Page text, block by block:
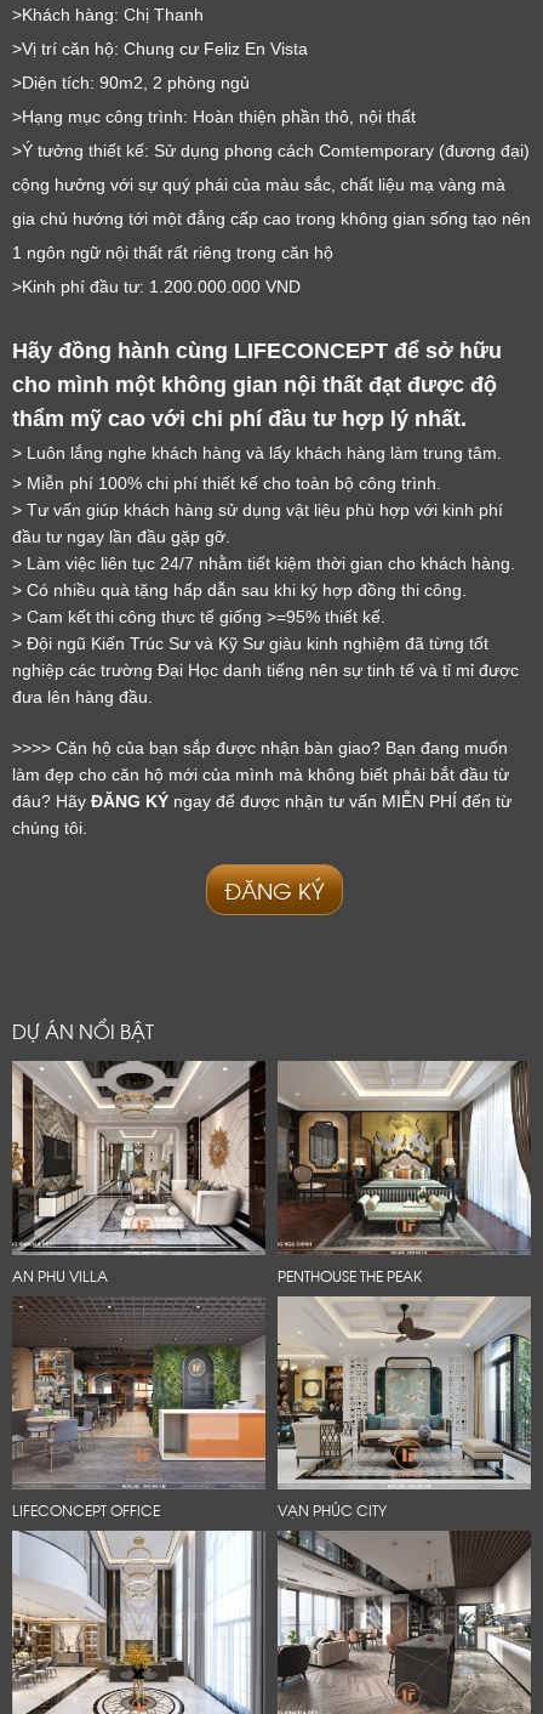
>Khách hàng: Chị Thanh
>Vị trí căn hộ: Chung cư Feliz En Vista
>Diện tích: 90m2, 2 phòng ngủ
>Hạng mục công trình: Hoàn thiện phần thô, nội thất
>Ý tưởng thiết kế: Sử dụng phong cách Comtemporary (đương đại)
cộng hưởng với sự quý phái của màu sắc, chất liệu mạ vàng mà
gia chủ hướng tới một đẳng cấp cao trong không gian sống tạo nên
1 ngôn ngữ nội thất rất riêng trong căn hộ
>Kinh phí đầu tư: 1.200.000.000 VND
Hãy đồng hành cùng LIFECONCEPT để sở hữu
cho mình một không gian nội thất đạt được độ
thẩm mỹ cao với chi phí đầu tư hợp lý nhất.
> Luôn lắng nghe khách hàng và lấy khách hàng làm trung tâm.
> Miễn phí 100% chi phí thiết kế cho toàn bộ công trình.
> Tư vấn giúp khách hàng sử dụng vật liệu phù hợp với kinh phí
đầu tư ngay lần đầu gặp gỡ.
> Làm việc liên tục 24/7 nhằm tiết kiệm thời gian cho khách hàng.
> Có nhiều quà tặng hấp dẫn sau khi ký hợp đồng thi công.
> Cam kết thi công thực tế giống >=95% thiết kế.
> Đội ngũ Kiến Trúc Sư và Kỹ Sư giàu kinh nghiệm đã từng tốt
nghiệp các trường Đại Học danh tiếng nên sự tinh tế và tỉ mỉ được
đưa lên hàng đầu.
>>>> Căn hộ của bạn sắp được nhận bàn giao? Bạn đang muốn
làm đẹp cho căn hộ mới của mình mà không biết phải bắt đầu từ
đâu? Hãy ĐĂNG KÝ ngay để được nhận tư vấn MIỄN PHÍ đến từ
chúng tôi.
ĐĂNG KÝ
DỰ ÁN NỔI BẬT
AN PHU VILLA PENTHOUSE THE PEAK
LIFECONCEPT OFFICE VẠN PHÚC CITY
LỜI CẢM ƠN
LIFECONCEPT
Cảm ơn quý khách đã để lại thông tin.
Chúng tôi sẽ liên hệ lại trong thời gian sớm nhất